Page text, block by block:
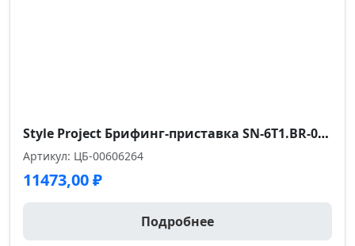
Style Project Брифинг-приставка SN-6T1.BR-003 Акация Лорка/Металл Белый 980*600*750
Артикул: ЦБ-00606264
11473,00₽
Подробнее